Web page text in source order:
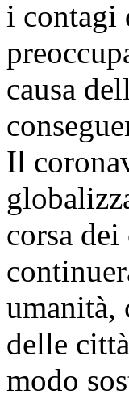
i contagi
causa
Il
corsa
umanità,
delle
modo